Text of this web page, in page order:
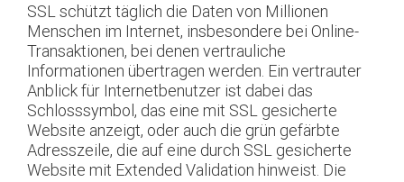
SSL schützt täglich die Daten von Millionen
Menschen im Internet, insbesondere bei Online-
Transaktionen, bei denen vertrauliche
Informationen übertragen werden. Ein vertrauter
Anblick für Internetbenutzer ist dabei das
Schlosssymbol, das eine mit SSL gesicherte
Website anzeigt, oder auch die grün gefärbte
Adresszeile, die auf eine durch SSL gesicherte
Website mit Extended Validation hinweist. Die